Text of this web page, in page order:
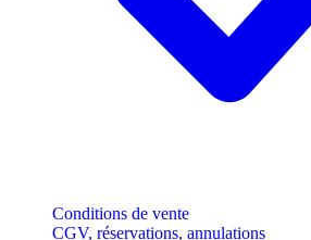
Conditions de vente
CGV, réservations, annulations